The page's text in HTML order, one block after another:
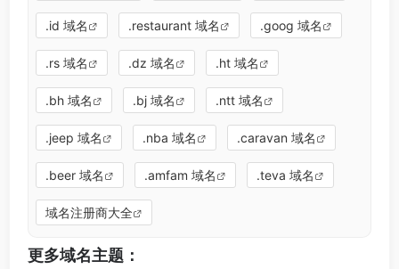
.id 域名 .restaurant 域名 .goog 域名
.rs 域名 .dz 域名 .ht 域名
.bh 域名 .bj 域名 .ntt 域名
.jeep 域名 .nba 域名 .caravan 域名
.beer 域名 .amfam 域名 .teva 域名
域名注册商大全
更多域名主题：